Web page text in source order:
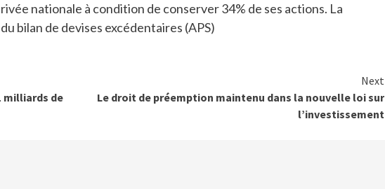
nationale à condition de conserver 34% de ses actions. La
bilan de devises excédentaires (APS)
milliards de
Next
Le droit de préemption maintenu dans la nouvelle loi sur
l’investissement